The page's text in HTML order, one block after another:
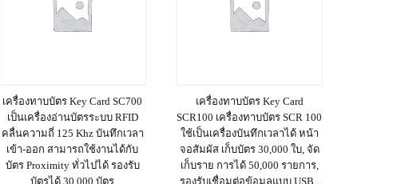
เครื่องทาบบัตร Key Card SC700
เป็นเครื่องอ่านบัตรระบบ RFID
คลื่นความถี่ 125 Khz บันทึกเวลา
เข้า-ออก สามารถใช้งานได้กับ
บัตร Proximity ทั่วไปได้ รองรับ
บัตรได้ 30,000 บัตร
เครื่องทาบบัตร Key Card
SCR100 เครื่องทาบบัตร SCR 100
ใช้เป็นเครื่องบันทึกเวลาได้ หน้า
จอสัมผัส เก็บบัตร 30,000 ใบ, จัด
เก็บราย การได้ 50,000 รายการ,
รองรับเชื่อมต่อข้อมูลแบบ USB ,